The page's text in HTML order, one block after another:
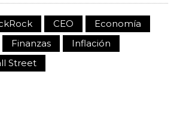
CEO
Economía
Finanzas
Inflación
Street